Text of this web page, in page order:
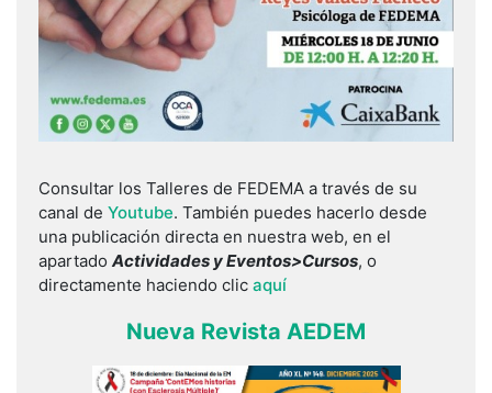
Consultar los Talleres de FEDEMA a través de su
canal de Youtube. También puedes hacerlo desde
una publicación directa en nuestra web, en el
apartado Actividades y Eventos>Cursos, o
directamente haciendo clic aquí
Nueva Revista AEDEM